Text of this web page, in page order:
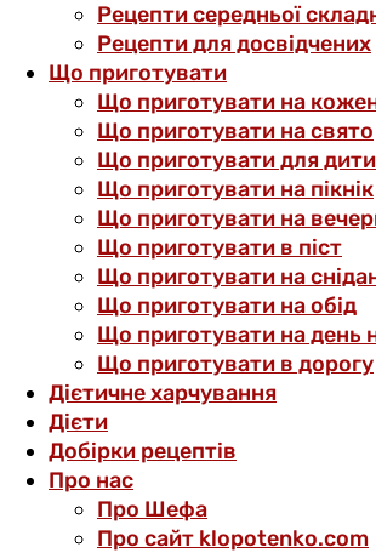
Рецепти середньої
Рецепти для досвідчених
Що приготувати
Що приготувати на
Що приготувати на свято
Що приготувати для
Що приготувати на пікнік
Що приготувати на
Що приготувати в піст
Що приготувати на
Що приготувати на обід
Що приготувати на день
Що приготувати в дорогу
Дієтичне харчування
Дієти
Добірки рецептів
Про нас
Про Шефа
Про сайт klopotenko.com